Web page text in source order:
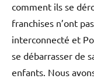
comment ils se
franchises n’ont
interconnecté et
se débarrasser de
enfants. Nous